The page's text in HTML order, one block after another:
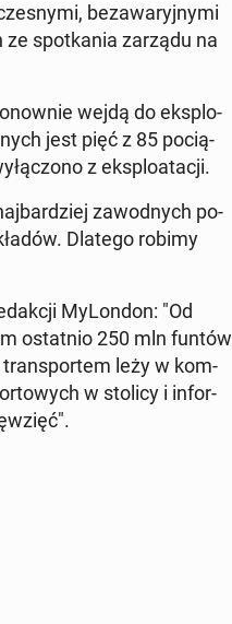
bez­a­wa­ryj­ny­mi
spo­tka­nia zarządu na
wejdą do eks­plo­
jest pięć z 85 po­cią­
z eks­plo­ata­cji.
za­wod­nych po­
Dlatego robimy
My­Lon­don: "Od
ostat­nio 250 mln funtów
trans­por­tem leży w kom­
w stolicy i in­for­